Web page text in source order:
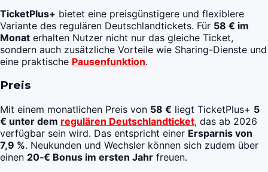
TicketPlus+ bietet eine preisgünstigere und flexiblere
Variante des regulären Deutschlandtickets. Für 58 € im
Monat erhalten Nutzer nicht nur das gleiche Ticket,
sondern auch zusätzliche Vorteile wie Sharing-Dienste und
eine praktische Pausenfunktion.
Preis
Mit einem monatlichen Preis von 58 € liegt TicketPlus+ 5
€ unter dem regulären Deutschlandticket, das ab 2026
verfügbar sein wird. Das entspricht einer Ersparnis von
7,9 %. Neukunden und Wechsler können sich zudem über
einen 20‑€ Bonus im ersten Jahr freuen.